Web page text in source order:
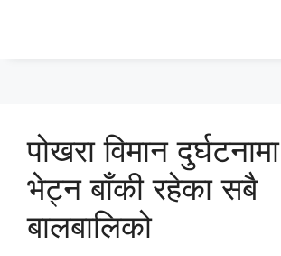
पोखरा विमान
भेट्न बाँकी रहेका सबै
बालबालिको